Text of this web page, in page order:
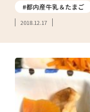
#都内産牛乳＆たまご
2018.12.17